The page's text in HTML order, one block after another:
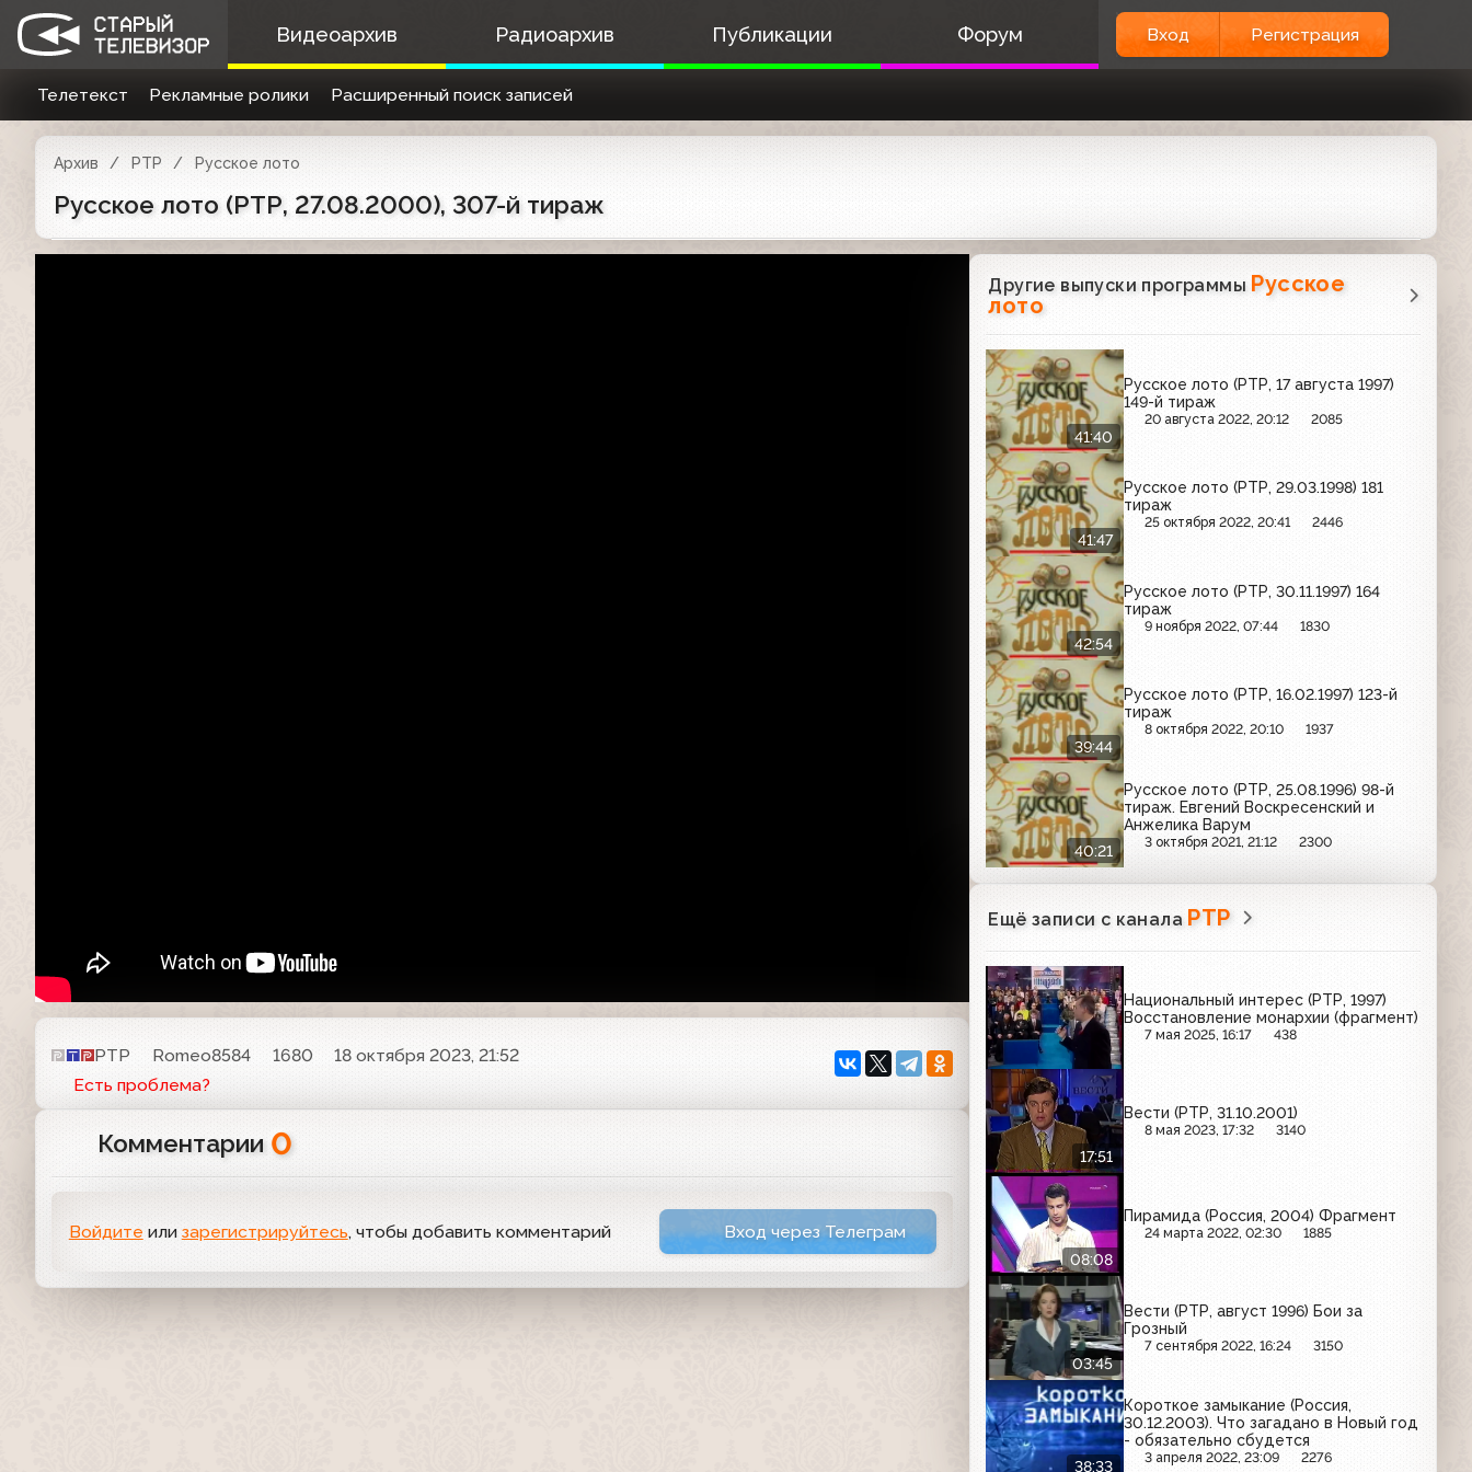
Видеоархив Радиоархив Публикации Форум Вход Регистрация
Телетекст Рекламные ролики Расширенный поиск записей
Архив РТР Русское лото
Русское лото (РТР, 27.08.2000), 307-й тираж
РТР Romeo8584 1680
18 октября 2023, 21:52
Есть проблема?
Комментарии 0
Войдите или зарегистрируйтесь, чтобы добавить комментарий Вход через Телеграм
Другие выпуски программы Русское
лото
41:40
Русское лото (РТР, 17 августа 1997)
149-й тираж
20 августа 2022, 20:12 2085
41:47
Русское лото (РТР, 29.03.1998) 181
тираж
25 октября 2022, 20:41 2446
42:54
Русское лото (РТР, 30.11.1997) 164
тираж
9 ноября 2022, 07:44 1830
39:44
Русское лото (РТР, 16.02.1997) 123-й
тираж
8 октября 2022, 20:10 1937
40:21
Русское лото (РТР, 25.08.1996) 98-й
тираж. Евгений Воскресенский и
Анжелика Варум
3 октября 2021, 21:12 2300
Ещё записи с канала РТР
Национальный интерес (РТР, 1997)
Восстановление монархии (фрагмент)
7 мая 2025, 16:17 438
17:51
Вести (РТР, 31.10.2001)
8 мая 2023, 17:32 3140
08:08
Пирамида (Россия, 2004) Фрагмент
24 марта 2022, 02:30 1885
03:45
Вести (РТР, август 1996) Бои за
Грозный
7 сентября 2022, 16:24 3150
38:33
Короткое замыкание (Россия,
30.12.2003). Что загадано в Новый год
- обязательно сбудется
3 апреля 2022, 23:09 2276